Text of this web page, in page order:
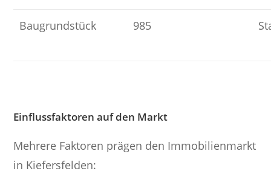
Baugrundstück 985
Einflussfaktoren auf den Markt
Mehrere Faktoren prägen den Immobilienmarkt
in Kiefersfelden: